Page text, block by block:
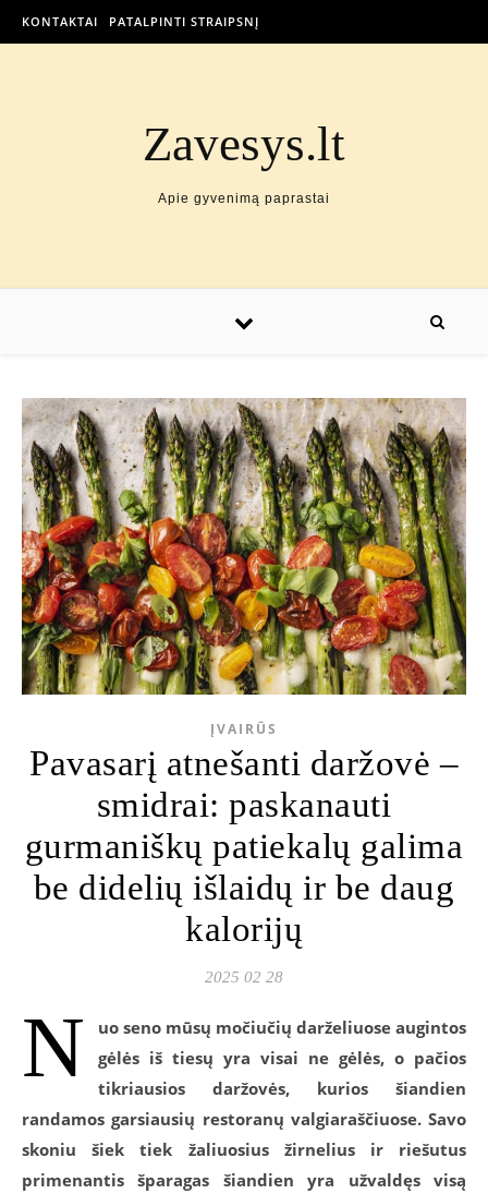
KONTAKTAI PATALPINTI STRAIPSNĮ
Zavesys.lt
Apie gyvenimą paprastai
ĮVAIRŪS
Pavasarį atnešanti daržovė –
smidrai: paskanauti
gurmaniškų patiekalų galima
be didelių išlaidų ir be daug
kalorijų
2025 02 28
N
uo seno mūsų močiučių darželiuose augintos
gėlės iš tiesų yra visai ne gėlės, o pačios
tikriausios daržovės, kurios šiandien
randamos garsiausių restoranų valgiaraščiuose. Savo
skoniu šiek tiek žaliuosius žirnelius ir riešutus
primenantis šparagas šiandien yra užvaldęs visą